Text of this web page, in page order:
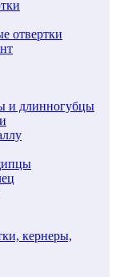
отвертки
и длинногубцы
кернеры,